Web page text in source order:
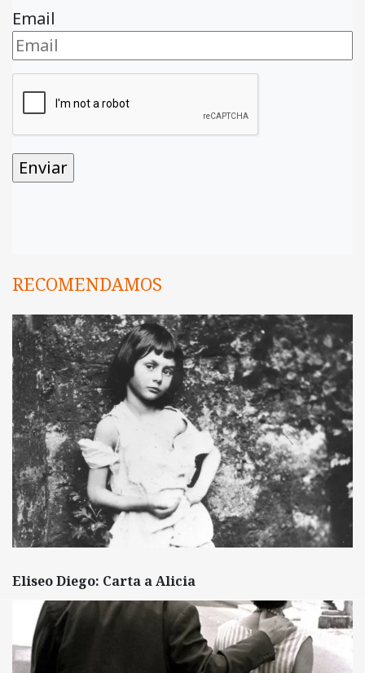
Email
RECOMENDAMOS
Eliseo Diego: Carta a Alicia